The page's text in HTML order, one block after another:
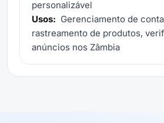
personalizável
Usos: Gerenciamento de
rastreamento de produtos,
anúncios nos Zâmbia